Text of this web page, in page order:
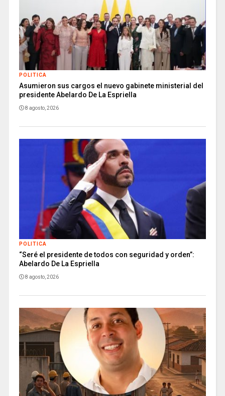
POLITICA
Asumieron sus cargos el nuevo gabinete ministerial del
presidente Abelardo De La Espriella
8 agosto, 2026
POLITICA
“Seré el presidente de todos con seguridad y orden”:
Abelardo De La Espriella
8 agosto, 2026